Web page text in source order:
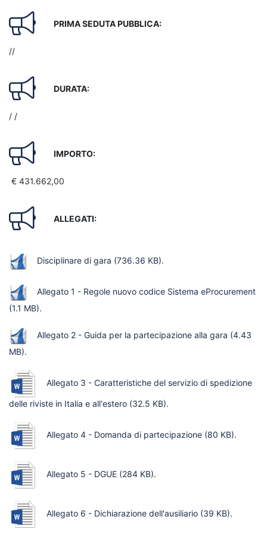
PRIMA SEDUTA PUBBLICA:
//
DURATA:
/ /
IMPORTO:
€ 431.662,00
ALLEGATI:
Disciplinare di gara (736.36 KB).
Allegato 1 - Regole nuovo codice Sistema eProcurement
(1.1 MB).
Allegato 2 - Guida per la partecipazione alla gara (4.43
MB).
Allegato 3 - Caratteristiche del servizio di spedizione
delle riviste in Italia e all'estero (32.5 KB).
Allegato 4 - Domanda di partecipazione (80 KB).
Allegato 5 - DGUE (284 KB).
Allegato 6 - Dichiarazione dell'ausiliario (39 KB).